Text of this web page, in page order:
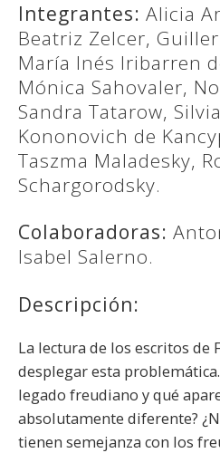
Integrantes: Alicia
Beatriz Zelcer,
María Inés Iribarren
Mónica Sahovaler,
Sandra Tatarow,
Kononovich de
Taszma Maladesky,
Schargorodsky.
Colaboradoras:
Isabel Salerno.
Descripción:
La lectura de los escritos
desplegar esta
legado freudiano y qué
absolutamente diferente?
tienen semejanza con los